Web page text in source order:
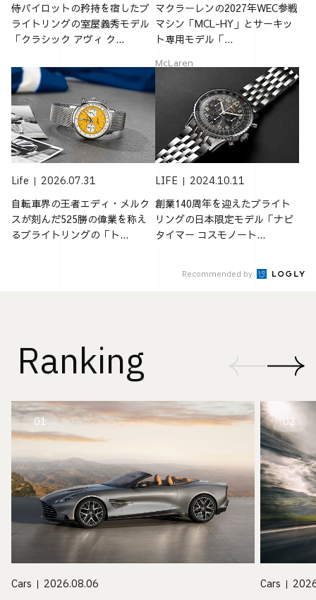
侍パイロットの矜持を宿したブ
ライトリングの室屋義秀モデル
「クラシック アヴィ ク...
マクラーレンの2027年WEC参戦
マシン「MCL-HY」とサーキッ
ト専用モデル「...
McLaren
Life 2026.07.31
自転車界の王者エディ・メルク
スが刻んだ525勝の偉業を称え
るブライトリングの「ト...
LIFE 2024.10.11
創業140周年を迎えたブライト
リングの日本限定モデル「ナビ
タイマー コスモノート...
Recommended by
Ranking
01
Cars 2026.08.06
02
Cars